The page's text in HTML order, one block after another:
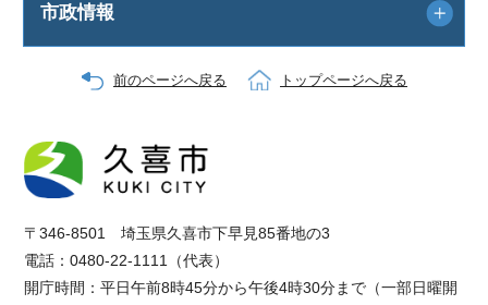
市政情報
前のページへ戻る トップページへ戻る
〒346-8501 埼玉県久喜市下早見85番地の3
電話：0480-22-1111（代表）
開庁時間：平日午前8時45分から午後4時30分まで（一部日曜開